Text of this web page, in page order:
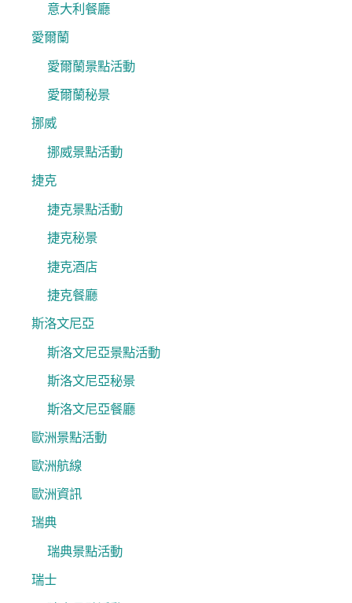
意大利餐廳
愛爾蘭
愛爾蘭景點活動
愛爾蘭秘景
挪威
挪威景點活動
捷克
捷克景點活動
捷克秘景
捷克酒店
捷克餐廳
斯洛文尼亞
斯洛文尼亞景點活動
斯洛文尼亞秘景
斯洛文尼亞餐廳
歐洲景點活動
歐洲航線
歐洲資訊
瑞典
瑞典景點活動
瑞士